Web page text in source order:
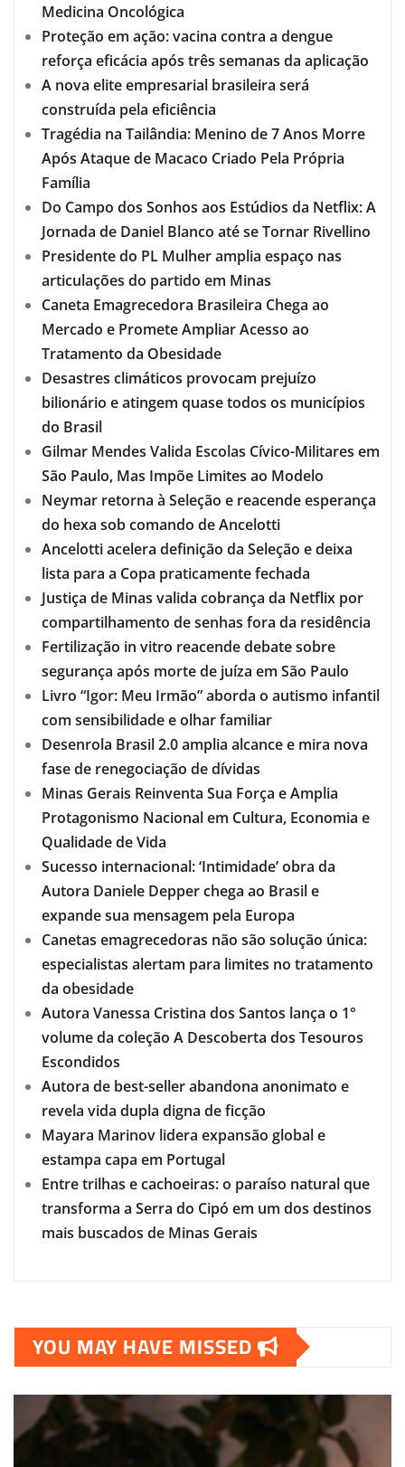
Medicina Oncológica
Proteção em ação: vacina contra a dengue
reforça eficácia após três semanas da aplicação
A nova elite empresarial brasileira será
construída pela eficiência
Tragédia na Tailândia: Menino de 7 Anos Morre
Após Ataque de Macaco Criado Pela Própria
Família
Do Campo dos Sonhos aos Estúdios da Netflix: A
Jornada de Daniel Blanco até se Tornar Rivellino
Presidente do PL Mulher amplia espaço nas
articulações do partido em Minas
Caneta Emagrecedora Brasileira Chega ao
Mercado e Promete Ampliar Acesso ao
Tratamento da Obesidade
Desastres climáticos provocam prejuízo
bilionário e atingem quase todos os municípios
do Brasil
Gilmar Mendes Valida Escolas Cívico-Militares em
São Paulo, Mas Impõe Limites ao Modelo
Neymar retorna à Seleção e reacende esperança
do hexa sob comando de Ancelotti
Ancelotti acelera definição da Seleção e deixa
lista para a Copa praticamente fechada
Justiça de Minas valida cobrança da Netflix por
compartilhamento de senhas fora da residência
Fertilização in vitro reacende debate sobre
segurança após morte de juíza em São Paulo
Livro “Igor: Meu Irmão” aborda o autismo infantil
com sensibilidade e olhar familiar
Desenrola Brasil 2.0 amplia alcance e mira nova
fase de renegociação de dívidas
Minas Gerais Reinventa Sua Força e Amplia
Protagonismo Nacional em Cultura, Economia e
Qualidade de Vida
Sucesso internacional: ‘Intimidade’ obra da
Autora Daniele Depper chega ao Brasil e
expande sua mensagem pela Europa
Canetas emagrecedoras não são solução única:
especialistas alertam para limites no tratamento
da obesidade
Autora Vanessa Cristina dos Santos lança o 1°
volume da coleção A Descoberta dos Tesouros
Escondidos
Autora de best-seller abandona anonimato e
revela vida dupla digna de ficção
Mayara Marinov lidera expansão global e
estampa capa em Portugal
Entre trilhas e cachoeiras: o paraíso natural que
transforma a Serra do Cipó em um dos destinos
mais buscados de Minas Gerais
YOU MAY HAVE MISSED